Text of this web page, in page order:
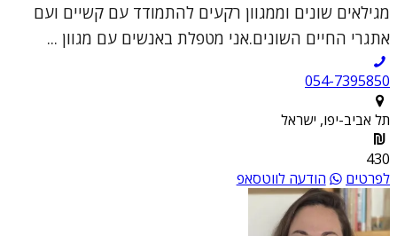
מגילאים שונים וממגוון רקעים להתמודד עם קשיים ועם
אתגרי החיים השונים.אני מטפלת באנשים עם מגוון ...
054-7395850
תל אביב-יפו, ישראל
430
לפרטים
הודעה לווטסאפ